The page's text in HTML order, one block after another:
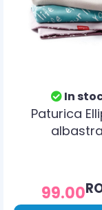
In
Paturica
albastra
99.00